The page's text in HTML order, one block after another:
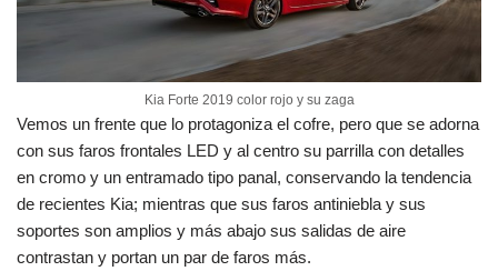
Kia Forte 2019 color rojo y su zaga
Vemos un frente que lo protagoniza el cofre, pero que se adorna
con sus faros frontales LED y al centro su parrilla con detalles
en cromo y un entramado tipo panal, conservando la tendencia
de recientes Kia; mientras que sus faros antiniebla y sus
soportes son amplios y más abajo sus salidas de aire
contrastan y portan un par de faros más.